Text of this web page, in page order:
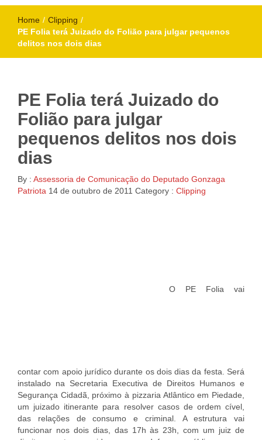
Home / Clipping /
PE Folia terá Juizado do Folião para julgar pequenos
delitos nos dois dias
PE Folia terá Juizado do
Folião para julgar
pequenos delitos nos dois
dias
By : Assessoria de Comunicação do Deputado Gonzaga
Patriota 14 de outubro de 2011 Category : Clipping
O PE Folia vai
contar com apoio jurídico durante os dois dias da festa. Será
instalado na Secretaria Executiva de Direitos Humanos e
Segurança Cidadã, próximo à pizzaria Atlântico em Piedade,
um juizado itinerante para resolver casos de ordem cível,
das relações de consumo e criminal. A estrutura vai
funcionar nos dois dias, das 17h às 23h, com um juiz de